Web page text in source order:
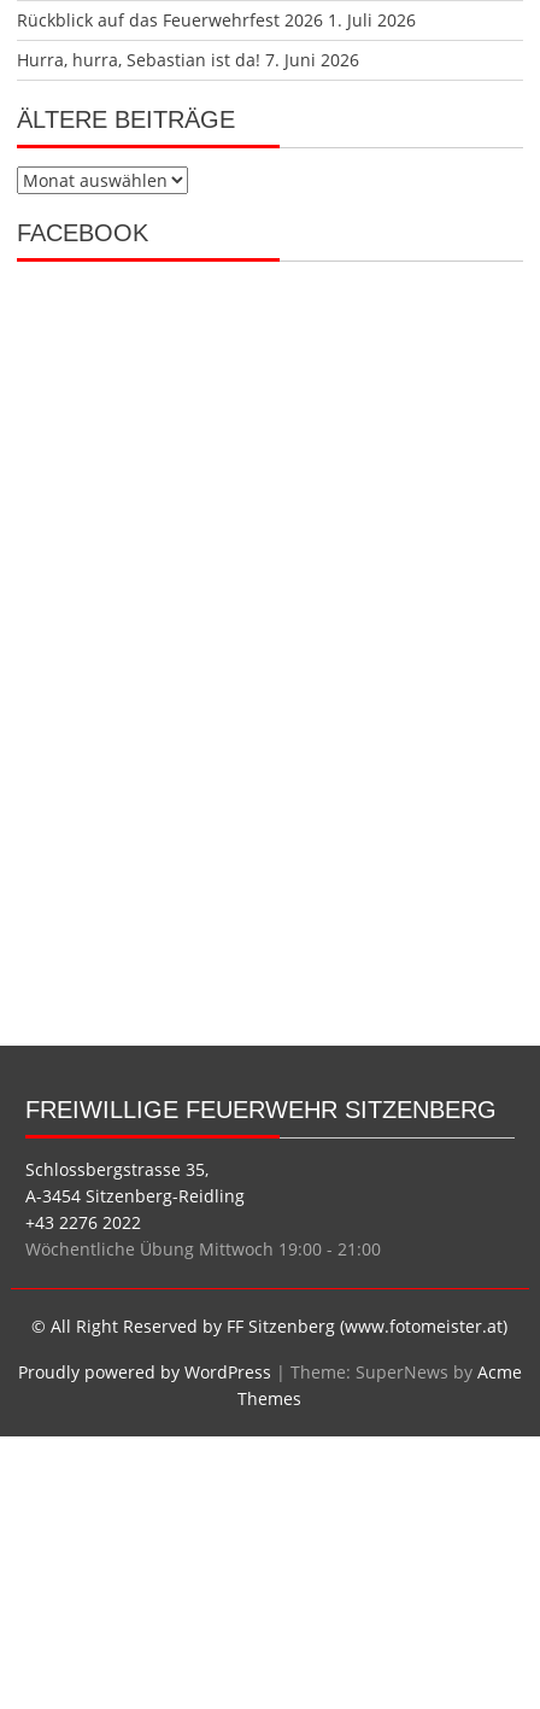
Rückblick auf das Feuerwehrfest 2026 1. Juli 2026
Hurra, hurra, Sebastian ist da! 7. Juni 2026
ÄLTERE BEITRÄGE
Ältere
FACEBOOK
FREIWILLIGE FEUERWEHR SITZENBERG
Schlossbergstrasse 35,
A-3454 Sitzenberg-Reidling
+43 2276 2022
Wöchentliche Übung Mittwoch 19:00 - 21:00
© All Right Reserved by FF Sitzenberg (www.fotomeister.at)
Proudly powered by WordPress | Theme: SuperNews by Acme
Themes